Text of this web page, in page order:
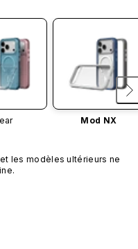
Mod NX
les modèles ultérieurs ne